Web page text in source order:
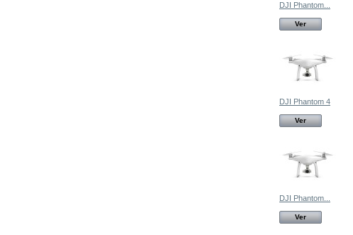
DJI Phantom...
Ver
DJI Phantom 4
Ver
DJI Phantom...
Ver